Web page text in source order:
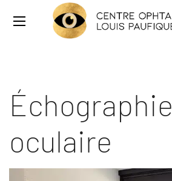
Échographie
oculaire